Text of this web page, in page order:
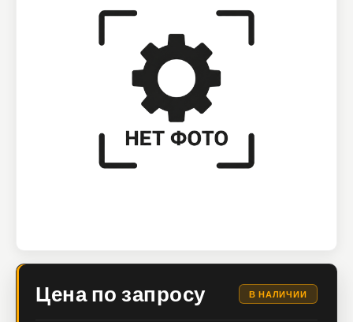
Цена по запросу В НАЛИЧИИ